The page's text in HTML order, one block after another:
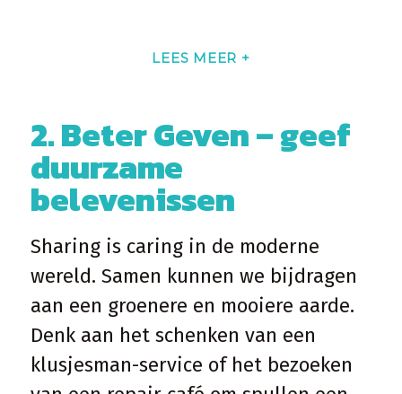
We leren van het verleden: minder
effectieve methode om plastic te
verminderen. Ze vormen een symbool
van onze filosofie waarbij traditionele
creativiteit, bijdragen aan duurzame
oplossingen.
Bij het opbouwen van duurzame
relaties met klanten en medewerkers,
LEES MEER +
2. Beter Geven – geef
duurzame
belevenissen
Sharing is caring in de moderne
wereld. Samen kunnen we bijdragen
aan een groenere en mooiere aarde.
Denk aan het schenken van een
klusjesman-service of het bezoeken